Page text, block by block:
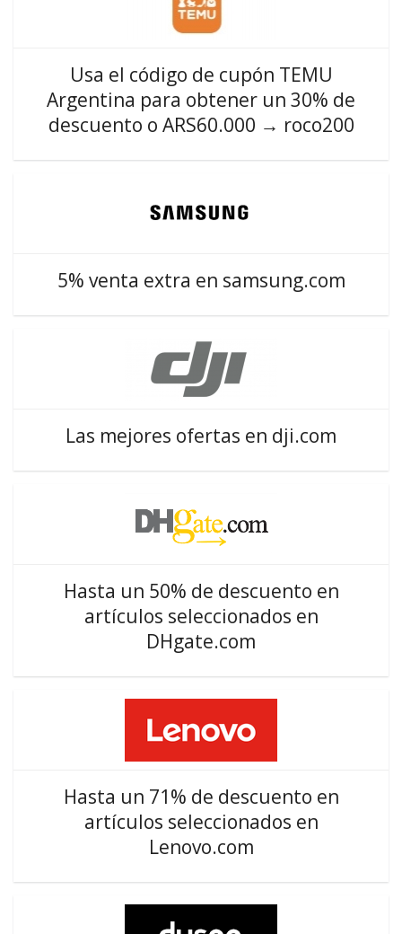
Usa el código de cupón TEMU
Argentina para obtener un 30% de
descuento o ARS60.000 → roco200
5% venta extra en samsung.com
Las mejores ofertas en dji.com
Hasta un 50% de descuento en
artículos seleccionados en
DHgate.com
Hasta un 71% de descuento en
artículos seleccionados en
Lenovo.com